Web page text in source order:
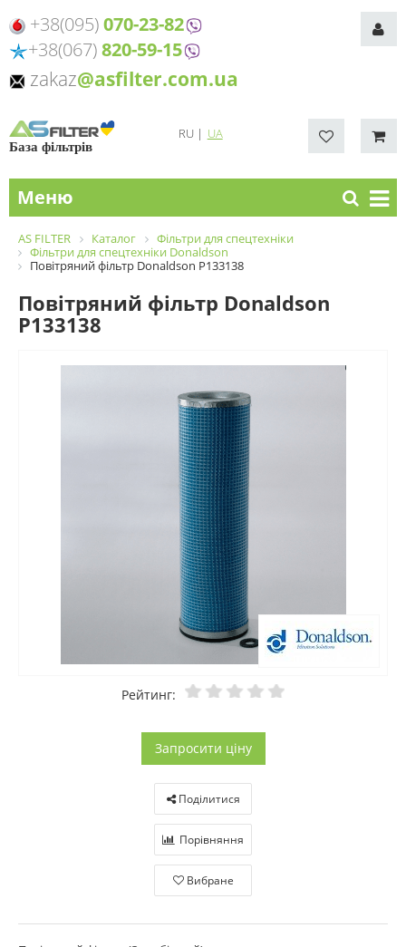
+38(095)070-23-82
+38(067)820-59-15
zakaz@asfilter.com.ua
База фільтрів
RU | UA
Меню
AS FILTER Каталог
Фільтри для спецтехніки
Фільтри для спецтехніки Donaldson
Повітряний фільтр Donaldson P133138
Повітряний фільтр Donaldson
P133138
Рейтинг:
Запросити ціну
Поділитися
Порівняння
Вибране